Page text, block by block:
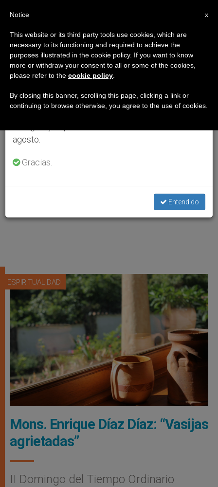
ESPIRITUALIDAD
Mons. Enrique Díaz Díaz: “Vasijas
agrietadas”
II Domingo del Tiempo Ordinario
×
Aviso importante
Del 27 de julio al 7 de agosto haremos la pausa
anual, aprovechando que en el periodo de verano
se generan menos informaciones y también el
agosto.
Gracias.
Entendido
x
Notice
This website or its third party tools use cookies, which are
necessary to its functioning and required to achieve the
purposes illustrated in the cookie policy. If you want to know
more or withdraw your consent to all or some of the cookies,
please refer to the cookie policy
By closing this banner, scrolling this page, clicking a link or
continuing to browse otherwise, you agree to the use of cookies.